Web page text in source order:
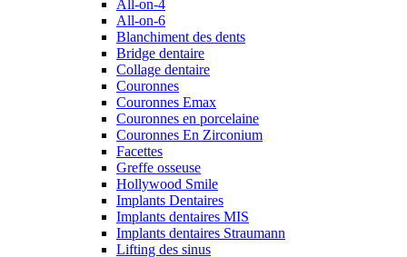
All-on-4
All-on-6
Blanchiment des dents
Bridge dentaire
Collage dentaire
Couronnes
Couronnes Emax
Couronnes en porcelaine
Couronnes En Zirconium
Facettes
Greffe osseuse
Hollywood Smile
Implants Dentaires
Implants dentaires MIS
Implants dentaires Straumann
Lifting des sinus